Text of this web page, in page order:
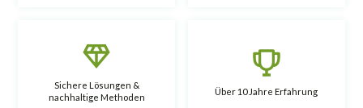
Sichere Lösungen &
nachhaltige Methoden
Über 10 Jahre Erfahrung